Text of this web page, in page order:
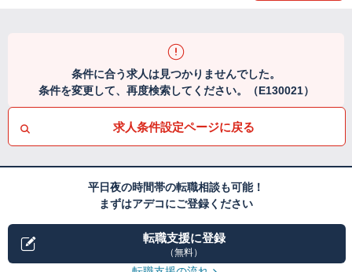
条件に合う求人は見つかりませんでした。
条件を変更して、再度検索してください。（E130021）
求人条件設定ページに戻る
平日夜の時間帯の転職相談も可能！
まずはアデコにご登録ください
転職支援に登録
（無料）